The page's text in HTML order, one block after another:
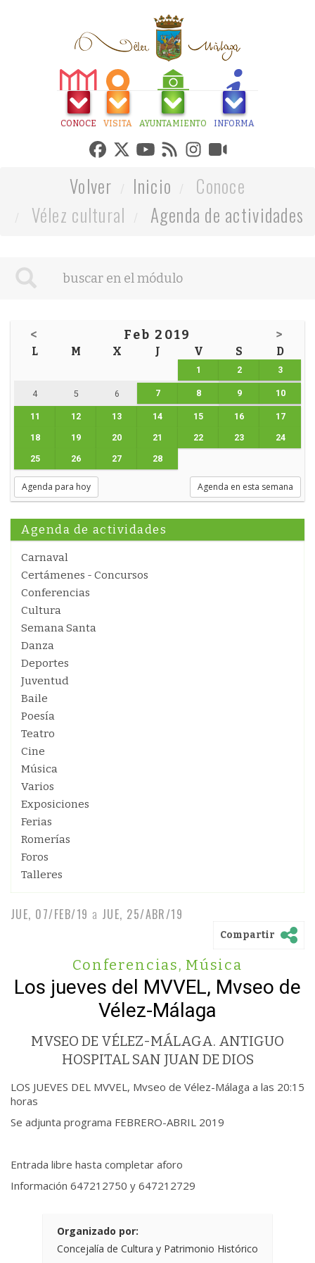
CONOCE VISITA AYUNTAMIENTO INFORMA
Volver Inicio
Conoce
Vélez cultural
Agenda de actividades
< Feb 2019 >
L M X J V S D
1 2 3
4 5 6 7 8 9 10
11 12 13 14 15 16 17
18 19 20 21 22 23 24
25 26 27 28
Agenda para hoy Agenda en esta semana
Agenda de actividades
Carnaval
Certámenes - Concursos
Conferencias
Cultura
Semana Santa
Danza
Deportes
Juventud
Baile
Poesía
Teatro
Cine
Música
Varios
Exposiciones
Ferias
Romerías
Foros
Talleres
JUE, 07/FEB/19 a JUE, 25/ABR/19
Compartir
Conferencias, Música
Los jueves del MVVEL, Mvseo de
Vélez-Málaga
MVSEO DE VÉLEZ-MÁLAGA. ANTIGUO
HOSPITAL SAN JUAN DE DIOS
LOS JUEVES DEL MVVEL, Mvseo de Vélez-Málaga a las 20:15
horas
Se adjunta programa FEBRERO-ABRIL 2019
Entrada libre hasta completar aforo
Información 647212750 y 647212729
Organizado por:
Concejalía de Cultura y Patrimonio Histórico